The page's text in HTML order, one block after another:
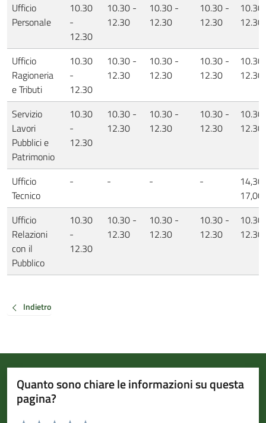
Ufficio
Personale
10.30
-
12.30
10.30 -
12.30
10.30 -
12.30
10.30 -
12.30
12.30
Ufficio
Ragioneria
e Tributi
10.30
-
12.30
10.30 -
12.30
10.30 -
12.30
10.30 -
12.30
12.30
Servizio
Lavori
Pubblici e
Patrimonio
10.30
-
12.30
10.30 -
12.30
10.30 -
12.30
10.30 -
12.30
12.30
Ufficio
Tecnico
- - - -
17,00
Ufficio
Relazioni
con il
Pubblico
10.30
-
12.30
10.30 -
12.30
10.30 -
12.30
10.30 -
12.30
12.30
Indietro
Quanto sono chiare le informazioni su questa
pagina?